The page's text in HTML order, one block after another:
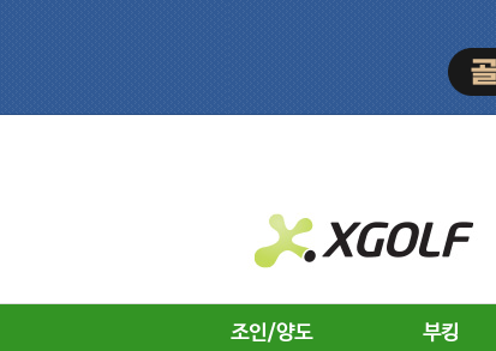
조인/양도 부킹